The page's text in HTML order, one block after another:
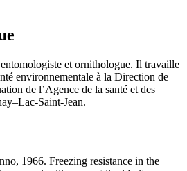
et ornithologue. Il travaille
environnementale à la Direction de
de l’Agence de la santé et des
Saint-Jean.
, 1966. Freezing resistance in the